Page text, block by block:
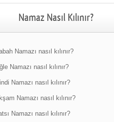
Namaz Nasıl Kılınır?
Namazı nasıl kılınır?
Namazı nasıl kılınır?
Namazı nasıl kılınır?
Namazı nasıl kılınır?
Namazı nasıl kılınır?